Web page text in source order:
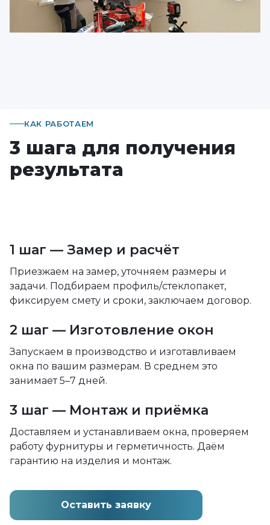
КАК РАБОТАЕМ
3 шага для получения
результата
1 шаг — Замер и расчёт
Приезжаем на замер, уточняем размеры и
задачи. Подбираем профиль/стеклопакет,
фиксируем смету и сроки, заключаем договор.
2 шаг — Изготовление окон
Запускаем в производство и изготавливаем
окна по вашим размерам. В среднем это
занимает 5–7 дней.
3 шаг — Монтаж и приёмка
Доставляем и устанавливаем окна, проверяем
работу фурнитуры и герметичность. Даём
гарантию на изделия и монтаж.
Оставить заявку